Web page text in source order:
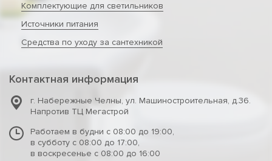
Комплектующие для светильников
Источники питания
Средства по уходу за сантехникой
Контактная информация
г. Набережные Челны, ул. Машиностроительная, д.36.
Напротив ТЦ Мегастрой
Работаем в будни с 08:00 до 19:00,
в субботу с 08:00 до 17:00,
в воскресенье с 08:00 до 16:00